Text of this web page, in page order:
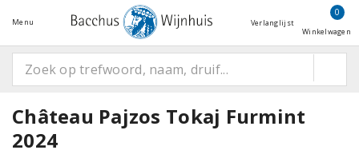
Menu Verlanglijst
0
Winkelwagen
Château Pajzos Tokaj Furmint
2024